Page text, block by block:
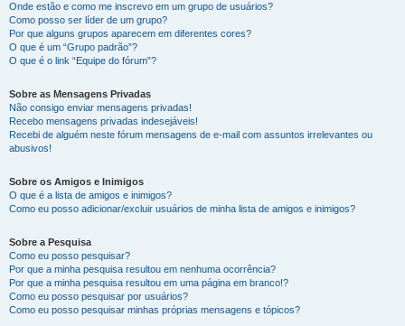
Onde estão e como me inscrevo em um grupo de usuários?
Como posso ser líder de um grupo?
Por que alguns grupos aparecem em diferentes cores?
O que é um “Grupo padrão”?
O que é o link “Equipe do fórum”?
Sobre as Mensagens Privadas
Não consigo enviar mensagens privadas!
Recebo mensagens privadas indesejáveis!
Recebi de alguém neste fórum mensagens de e-mail com assuntos irrelevantes ou
abusivos!
Sobre os Amigos e Inimigos
O que é a lista de amigos e inimigos?
Como eu posso adicionar/excluir usuários de minha lista de amigos e inimigos?
Sobre a Pesquisa
Como eu posso pesquisar?
Por que a minha pesquisa resultou em nenhuma ocorrência?
Por que a minha pesquisa resultou em uma página em branco!?
Como eu posso pesquisar por usuários?
Como eu posso pesquisar minhas próprias mensagens e tópicos?